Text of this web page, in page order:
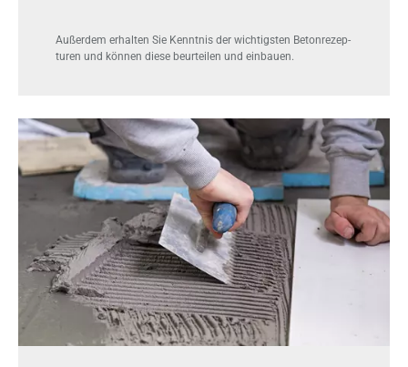
Au­ßer­dem er­hal­ten Sie Kennt­nis der wich­tigs­ten Be­ton­re­zep­
tu­ren und kön­nen die­se be­ur­tei­len und ein­bau­en.